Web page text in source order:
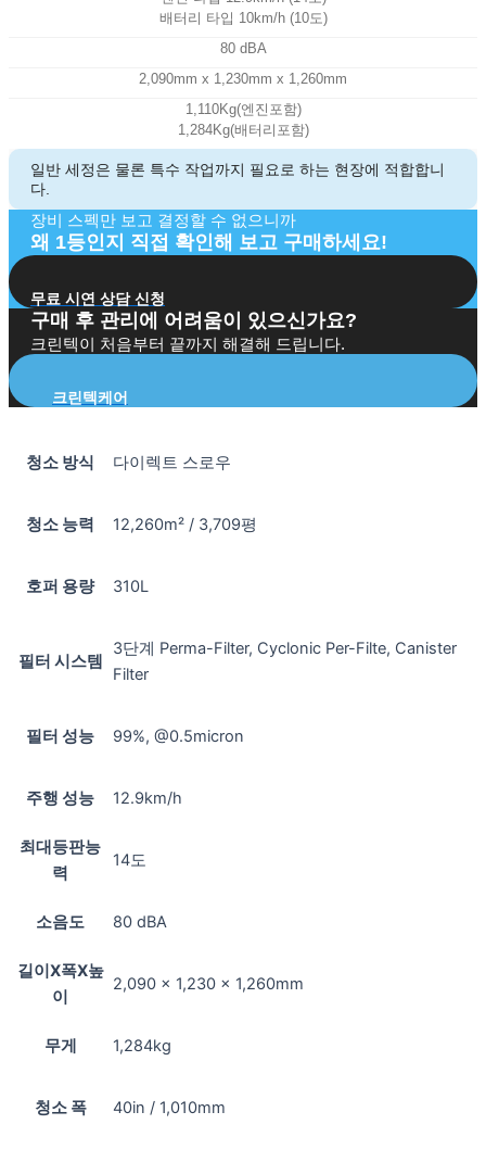
배터리 타입 10km/h (10도)
80 dBA
2,090mm x 1,230mm x 1,260mm
1,110Kg(엔진포함)
1,284Kg(배터리포함)
일반 세정은 물론 특수 작업까지 필요로 하는 현장에 적합합니
다.
장비 스펙만 보고 결정할 수 없으니까
왜 1등인지 직접 확인해 보고 구매하세요!
무료 시연 상담 신청
구매 후 관리에 어려움이 있으신가요?
크린텍이 처음부터 끝까지 해결해 드립니다.
크린텍케어
청소 방식 다이렉트 스로우
청소 능력 12,260m² / 3,709평
호퍼 용량 310L
필터 시스템
3단계 Perma-Filter, Cyclonic Per-Filte, Canister
Filter
필터 성능 99%, @0.5micron
주행 성능 12.9km/h
최대등판능
력
14도
소음도 80 dBA
길이X폭X높
이
2,090 x 1,230 x 1,260mm
무게 1,284kg
청소 폭 40in / 1,010mm